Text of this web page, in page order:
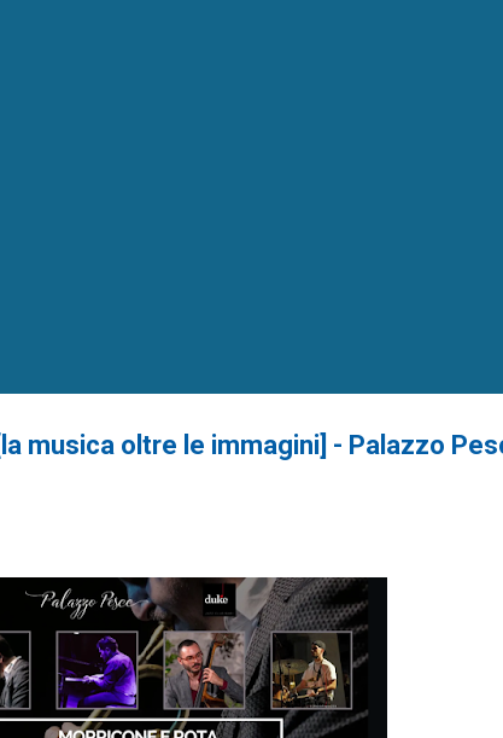
musica oltre le immagini] - Palazzo